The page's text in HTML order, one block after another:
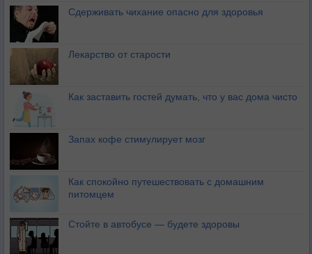
Сдерживать чихание опасно для здоровья
Лекарство от старости
Как заставить гостей думать, что у вас дома чисто
Запах кофе стимулирует мозг
Как спокойно путешествовать с домашним
питомцем
Стойте в автобусе — будете здоровы